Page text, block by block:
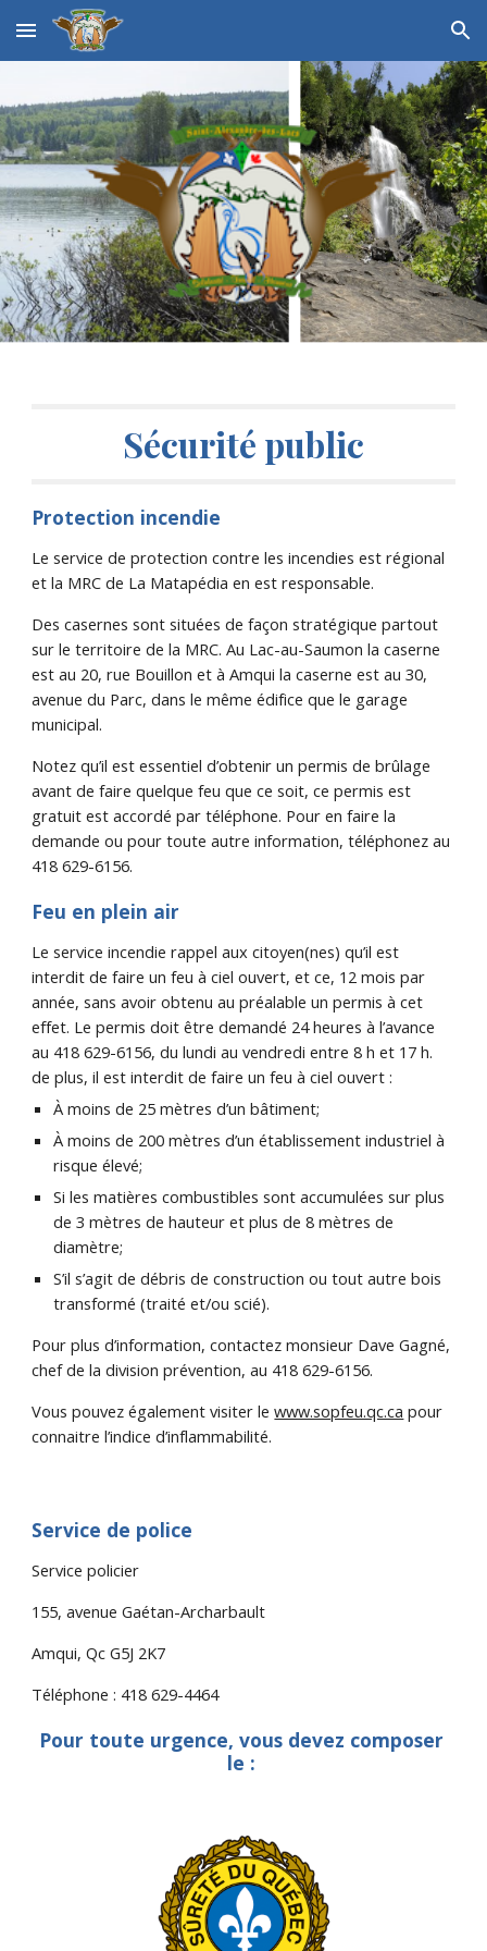
Skip to main content Skip to navigation
Sécurité public
Protection incendie
Le service de protection contre les incendies est régional
et la MRC de La Matapédia en est responsable.
Des casernes sont situées de façon stratégique partout
sur le territoire de la MRC. Au Lac-au-Saumon la caserne
est au 20, rue Bouillon et à Amqui la caserne est au 30,
avenue du Parc, dans le même édifice que le garage
municipal.
Notez qu’il est essentiel d’obtenir un permis de brûlage
avant de faire quelque feu que ce soit, ce permis est
gratuit est accordé par téléphone. Pour en faire la
demande ou pour toute autre information, téléphonez au
418 629-6156.
Feu en plein air
Le service incendie rappel aux citoyen(nes) qu’il est
interdit de faire un feu à ciel ouvert, et ce, 12 mois par
année, sans avoir obtenu au préalable un permis à cet
effet. Le permis doit être demandé 24 heures à l’avance
au 418 629-6156, du lundi au vendredi entre 8 h et 17 h.
de plus, il est interdit de faire un feu à ciel ouvert :
À moins de 25 mètres d’un bâtiment;
À moins de 200 mètres d’un établissement industriel à
risque élevé;
Si les matières combustibles sont accumulées sur plus
de 3 mètres de hauteur et plus de 8 mètres de
diamètre;
S’il s’agit de débris de construction ou tout autre bois
transformé (traité et/ou scié).
Pour plus d’information, contactez monsieur Dave Gagné,
chef de la division prévention, au 418 629-6156.
Vous pouvez également visiter le www.sopfeu.qc.ca pour
connaitre l’indice d’inflammabilité.
Service de police
Service policier
155, avenue Gaétan-Archarbault
Amqui, Qc G5J 2K7
Téléphone : 418 629-4464
Pour toute urgence, vous devez composer
le :